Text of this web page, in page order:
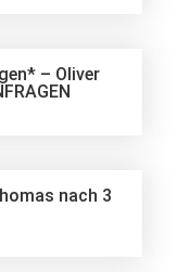
– Oliver
nach 3